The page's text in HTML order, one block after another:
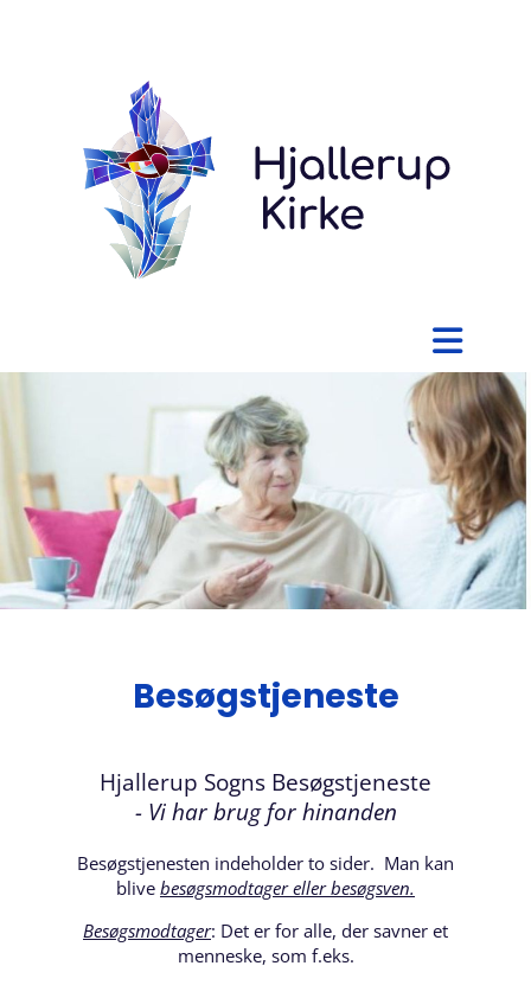
Besøgstjeneste
Hjallerup Sogns Besøgstjeneste
- Vi har brug for hinanden
Besøgstjenesten indeholder to sider. Man kan
blive besøgsmodtager eller besøgsven.
Besøgsmodtager: Det er for alle, der savner et
menneske, som f.eks.